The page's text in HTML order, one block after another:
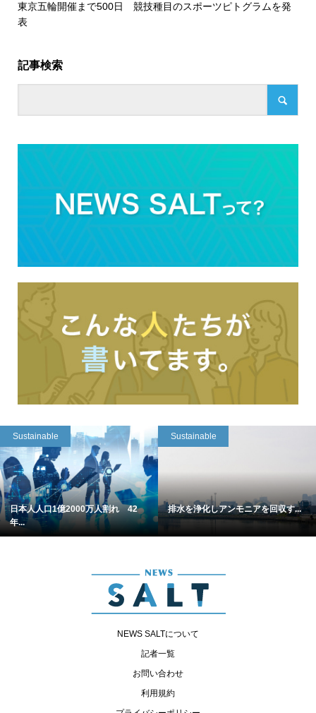
東京五輪開催まで500日 競技種目のスポーツピトグラムを発
表
記事検索
Sustainable
日本人人口1億2000万人割れ 42
年...
Sustainable
排水を浄化しアンモニアを回収す...
NEWS SALTについて
記者一覧
お問い合わせ
利用規約